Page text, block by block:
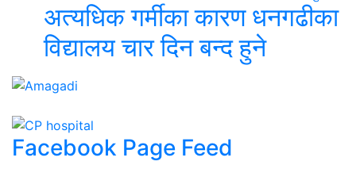
अत्यधिक गर्मीका कारण धनगढीका
विद्यालय चार दिन बन्द हुने
Facebook Page Feed